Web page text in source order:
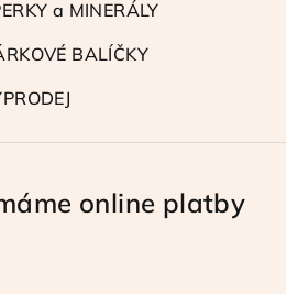
a MINERÁLY
BALÍČKY
online platby